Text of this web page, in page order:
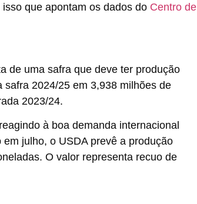
que apontam os dados do Centro de
de uma safra que deve ter produção
2024/25 em 3,938 milhões de
2023/24.
à boa demanda internacional
julho, o USDA prevê a produção
O valor representa recuo de